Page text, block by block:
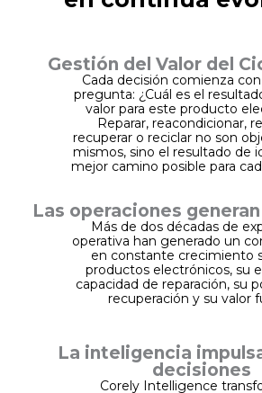
Gestión del Valor del
Cada decisión comienza
pregunta: ¿Cuál es el
valor para este producto
Reparar, reacondicionar,
recuperar o reciclar no son
mismos, sino el resultado de
mejor camino posible para
Las operaciones
Más de dos décadas de
operativa han generado un
en constante crecimiento
productos electrónicos, su
capacidad de reparación, su
recuperación y su valor
La inteligencia
decisiones
Corely Intelligence